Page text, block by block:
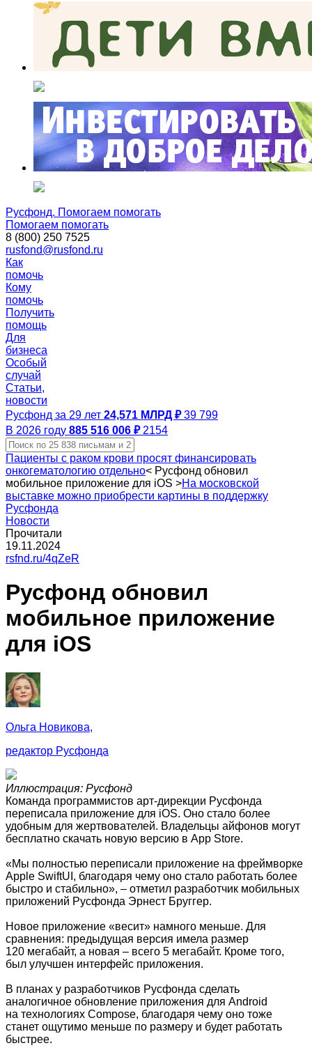
Русфонд. Помогаем помогать
Помогаем помогать
8 (800) 250 7525
rusfond@rusfond.ru
Как
помочь
Кому
помочь
Получить
помощь
Для
бизнеса
Особый
случай
Статьи,
новости
Русфонд за 29 лет 24,571 МЛРД ₽ 39 799
В 2026 году 885 516 006 ₽ 2154
Пациенты с раком крови просят финансировать
онкогематологию отдельно< Русфонд обновил
мобильное приложение для iOS >На московской
выставке можно приобрести картины в поддержку
Русфонда
Новости
Прочитали
19.11.2024
rsfnd.ru/4qZeR
Русфонд обновил
мобильное приложение
для iOS
Ольга Новикова,
редактор Русфонда
Иллюстрация: Русфонд
Команда программистов арт-дирекции Русфонда
переписала приложение для iOS. Оно стало более
удобным для жертвователей. Владельцы айфонов могут
бесплатно скачать новую версию в App Store.
«Мы полностью переписали приложение на фреймворке
Apple SwiftUI, благодаря чему оно стало работать более
быстро и стабильно», – отметил разработчик мобильных
приложений Русфонда Эрнест Бруггер.
Новое приложение «весит» намного меньше. Для
сравнения: предыдущая версия имела размер
120 мегабайт, а новая – всего 5 мегабайт. Кроме того,
был улучшен интерфейс приложения.
В планах у разработчиков Русфонда сделать
аналогичное обновление приложения для Android
на технологиях Compose, благодаря чему оно тоже
станет ощутимо меньше по размеру и будет работать
быстрее.